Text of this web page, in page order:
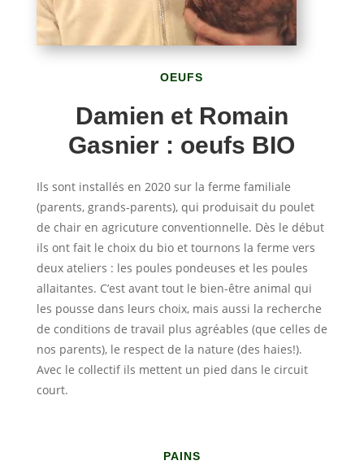
OEUFS
Damien et Romain
Gasnier : oeufs BIO
Ils sont installés en 2020 sur la ferme familiale
(parents, grands-parents), qui produisait du poulet
de chair en agricuture conventionnelle. Dès le début
ils ont fait le choix du bio et tournons la ferme vers
deux ateliers : les poules pondeuses et les poules
allaitantes. C’est avant tout le bien-être animal qui
les pousse dans leurs choix, mais aussi la recherche
de conditions de travail plus agréables (que celles de
nos parents), le respect de la nature (des haies!).
Avec le collectif ils mettent un pied dans le circuit
court.
PAINS